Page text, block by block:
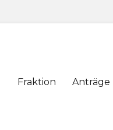
Fraktion Anträge